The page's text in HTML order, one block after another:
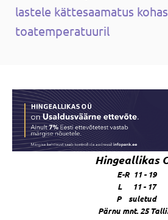
lastele kättesaamatus
toatemperatuuril
Hingeallikas
E-R 11 - 19
L 11 - 17
P suletud
Pärnu mnt. 25